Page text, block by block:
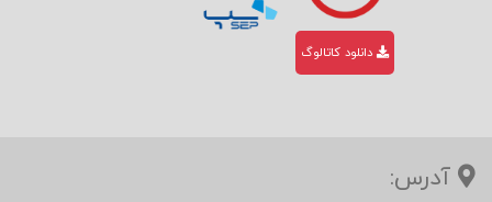
دانلود کاتالوگ
آدرس: